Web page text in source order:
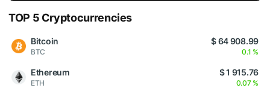
TOP 5 Cryptocurrencies
Bitcoin
BTC
$ 64 908.99
0.1 %
Ethereum
ETH
$ 1 915.76
0.07 %